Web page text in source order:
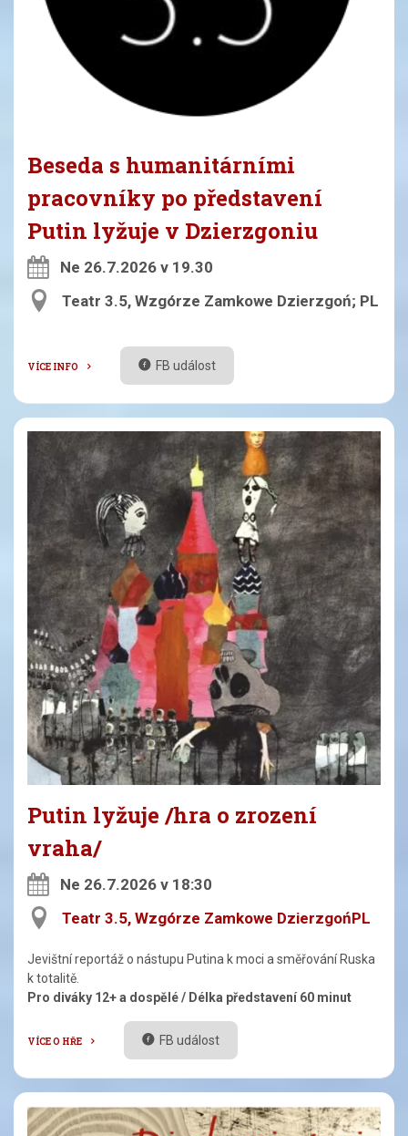
Beseda s humanitárními
pracovníky po představení
Putin lyžuje v Dzierzgoniu
Ne 26.7.2026 v 19.30
Teatr 3.5, Wzgórze Zamkowe Dzierzgoń; PL
VÍCE INFO FB událost
Putin lyžuje /hra o zrození
vraha/
Ne 26.7.2026 v 18:30
Teatr 3.5, Wzgórze Zamkowe DzierzgońPL
Jevištní reportáž o nástupu Putina k moci a směřování Ruska
k totalitě.
Pro diváky 12+ a dospělé / Délka představení 60 minut
VÍCE O HŘE FB událost